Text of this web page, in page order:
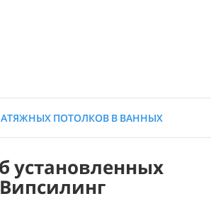
ПОТОЛКОВ В ВАННЫХ
установленных